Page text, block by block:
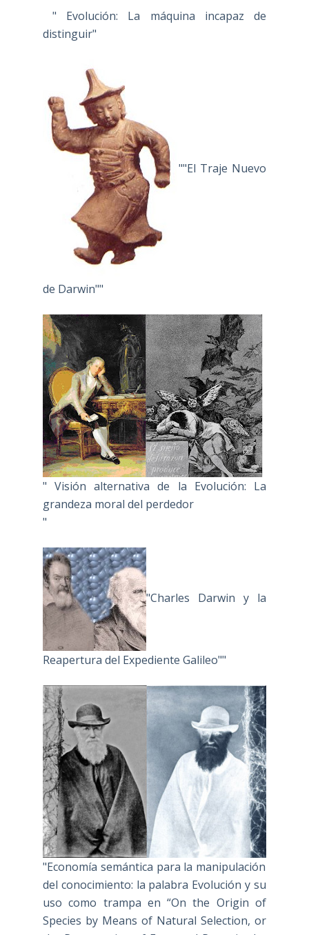
" Evolución: La máquina incapaz de
distinguir"
""El Traje Nuevo
de Darwin""
" Visión alternativa de la Evolución: La
grandeza moral del perdedor
"
"Charles Darwin y la
Reapertura del Expediente Galileo""
"Economía semántica para la manipulación
del conocimiento: la palabra Evolución y su
uso como trampa en “On the Origin of
Species by Means of Natural Selection, or